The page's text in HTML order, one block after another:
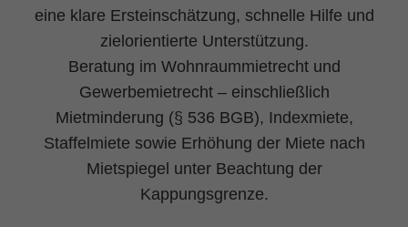
eine klare Ersteinschätzung, schnelle Hilfe und
zielorientierte Unterstützung.
Beratung im Wohnraummietrecht und
Gewerbemietrecht – einschließlich
Mietminderung (§ 536 BGB), Indexmiete,
Staffelmiete sowie Erhöhung der Miete nach
Mietspiegel unter Beachtung der
Kappungsgrenze.